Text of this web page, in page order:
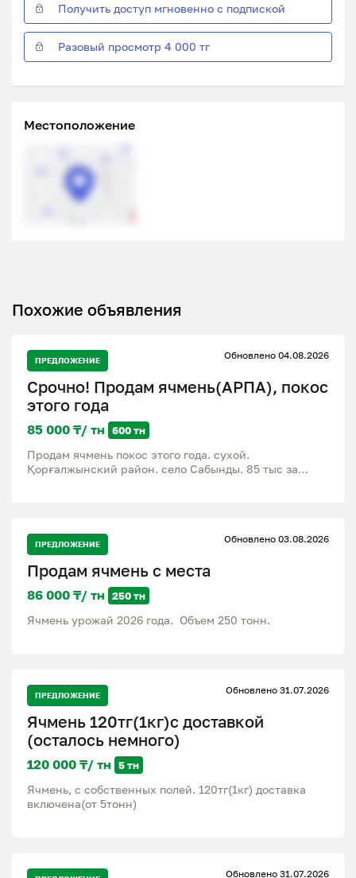
Получить доступ мгновенно с подпиской
Разовый просмотр 4 000 тг
Местоположение
Похожие объявления
ПРЕДЛОЖЕНИЕ Обновлено 04.08.2026
Срочно! Продам ячмень(АРПА), покос
этого года
85 000 ₸/ тн 600 тн
Продам ячмень покос этого года. сухой.
Қорғалжынский район. село Сабынды. 85 тыс за
ПРЕДЛОЖЕНИЕ Обновлено 03.08.2026
Продам ячмень с места
86 000 ₸/ тн 250 тн
Ячмень урожай 2026 года. Объем 250 тонн.
ПРЕДЛОЖЕНИЕ Обновлено 31.07.2026
Ячмень 120тг(1кг)с доставкой
(осталось немного)
120 000 ₸/ тн 5 тн
Ячмень, с собственных полей. 120тг(1кг) доставка
включена(от 5тонн)
Обновлено 31.07.2026